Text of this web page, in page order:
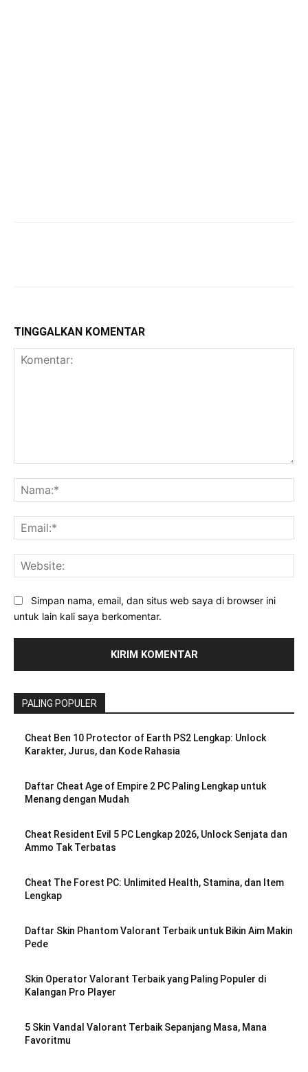
TINGGALKAN KOMENTAR
Simpan nama, email, dan situs web saya di browser ini
untuk lain kali saya berkomentar.
PALING POPULER
Cheat Ben 10 Protector of Earth PS2 Lengkap: Unlock
Karakter, Jurus, dan Kode Rahasia
Daftar Cheat Age of Empire 2 PC Paling Lengkap untuk
Menang dengan Mudah
Cheat Resident Evil 5 PC Lengkap 2026, Unlock Senjata dan
Ammo Tak Terbatas
Cheat The Forest PC: Unlimited Health, Stamina, dan Item
Lengkap
Daftar Skin Phantom Valorant Terbaik untuk Bikin Aim Makin
Pede
Skin Operator Valorant Terbaik yang Paling Populer di
Kalangan Pro Player
5 Skin Vandal Valorant Terbaik Sepanjang Masa, Mana
Favoritmu